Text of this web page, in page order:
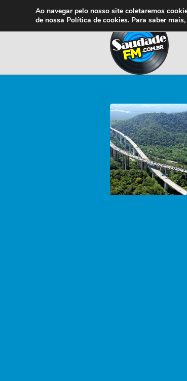
Ao navegar pelo nosso site coletaremos
de nossa Política de cookies. Para saber mais,